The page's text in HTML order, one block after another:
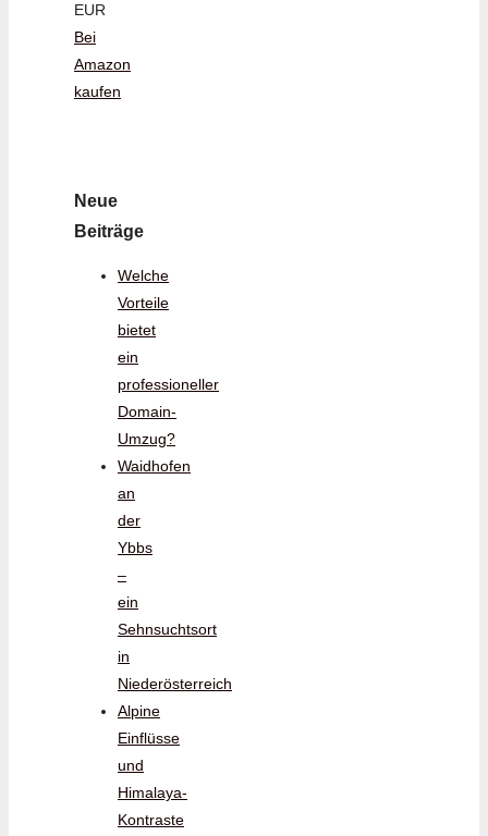
EUR
Bei
Amazon
kaufen
Neue
Beiträge
Welche
Vorteile
bietet
ein
professioneller
Domain-
Umzug?
Waidhofen
an
der
Ybbs
–
ein
Sehnsuchtsort
in
Niederösterreich
Alpine
Einflüsse
und
Himalaya-
Kontraste